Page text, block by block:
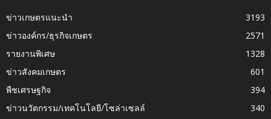
ข่าวเกษตรแนะนำ
3193
ข่าวองค์กร/ธุรกิจเกษตร
2571
รายงานพิเศษ
1328
ข่าวสังคมเกษตร
601
พืชเศรษฐกิจ
394
ข่าวนวัตกรรม/เทคโนโลยี/โซล่าเซลล์
340